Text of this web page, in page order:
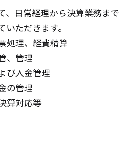
、日常経理から決算業務まで
ただきます。
処理、経費精算
、管理
び入金管理
の管理
算対応等